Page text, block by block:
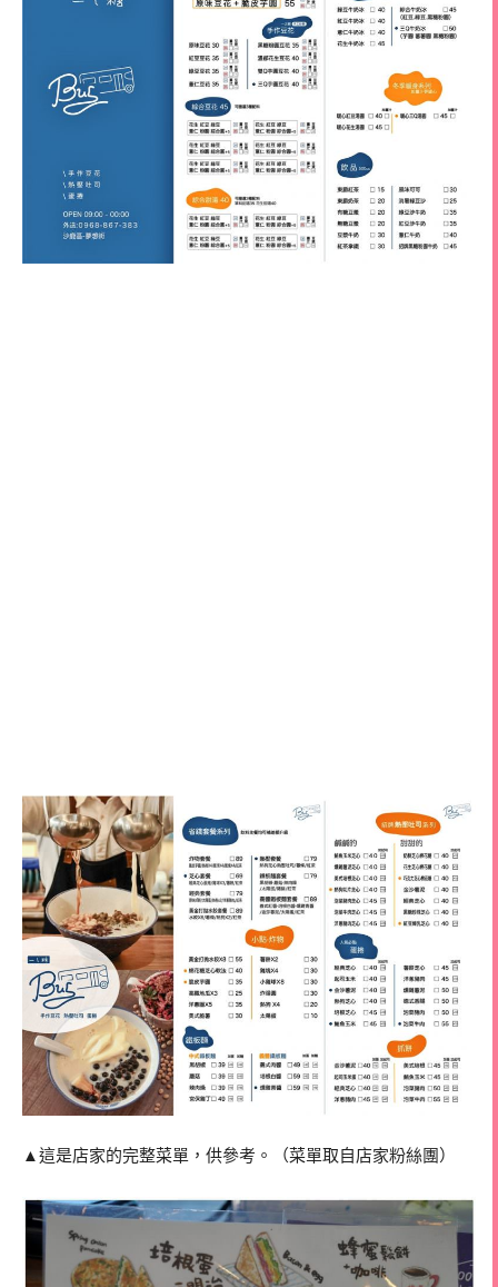
▲這是店家的完整菜單，供參考。（菜單取自店家粉絲團）